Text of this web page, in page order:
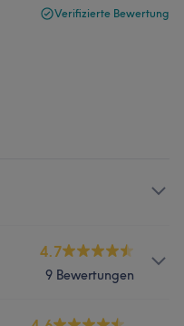
Verifizierte Bewertung
4.7
9 Bewertungen